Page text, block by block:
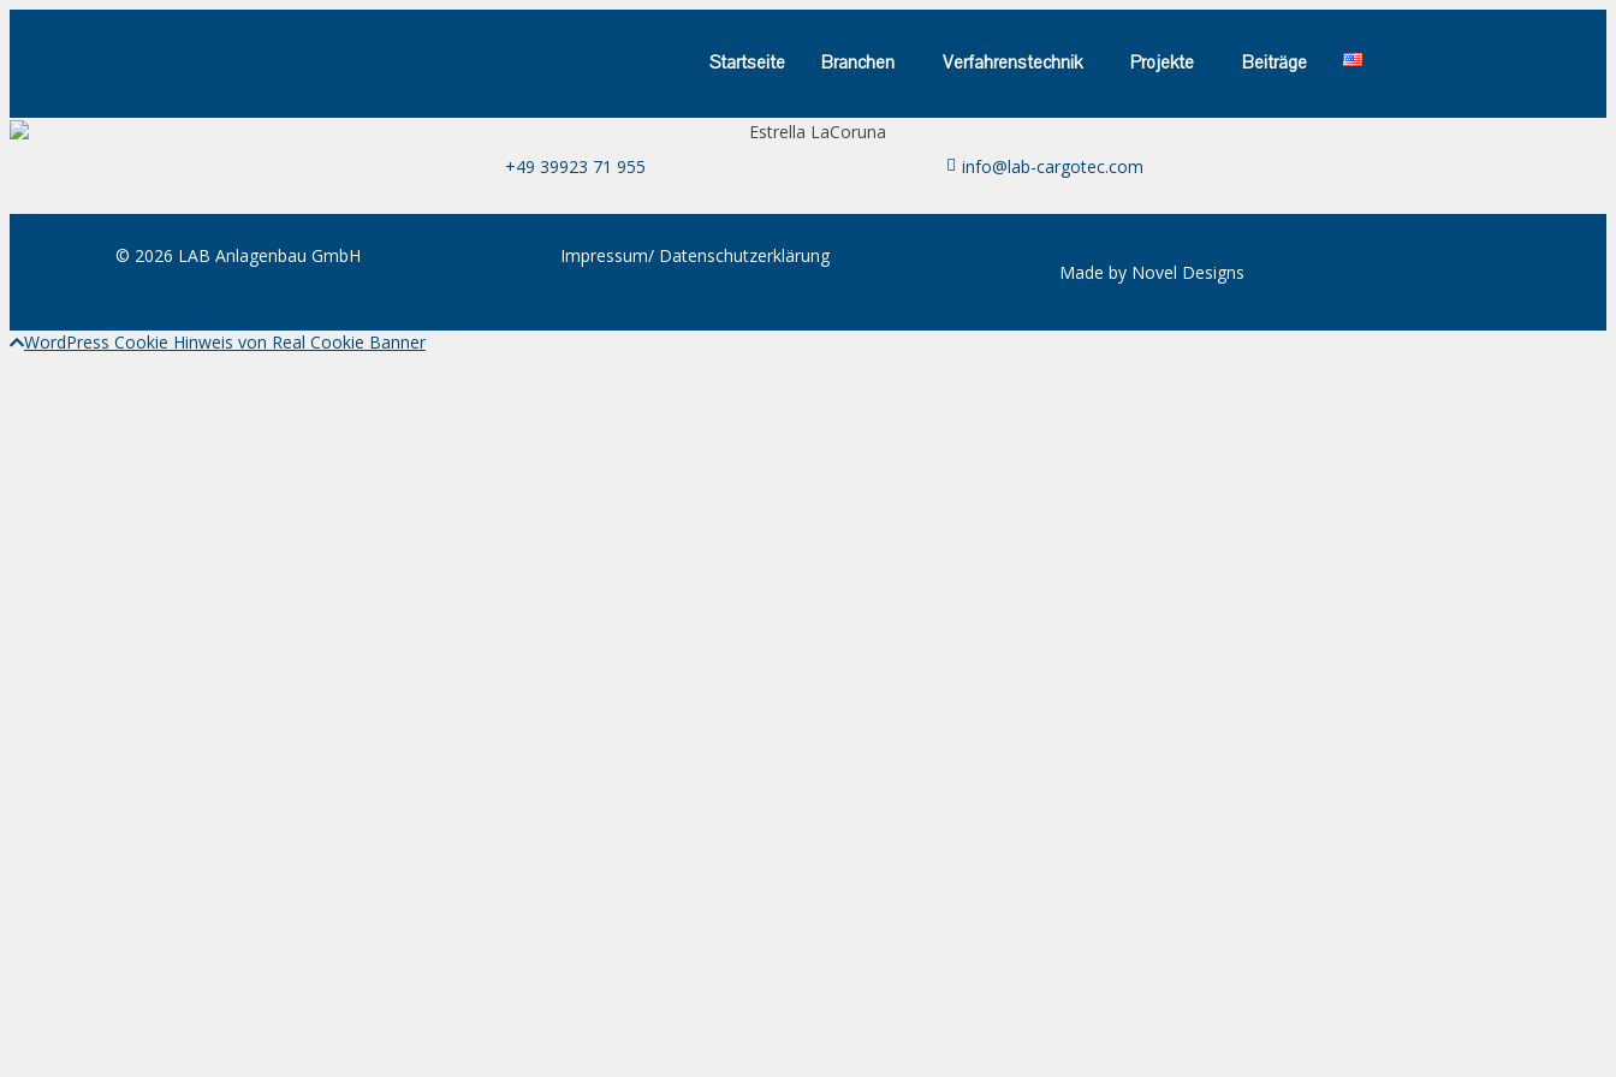
Startseite Branchen Verfahrenstechnik Projekte Beiträge
+49 39923 71 955 info@lab-cargotec.com
© 2026 LAB Anlagenbau GmbH Impressum/ Datenschutzerklärung
Made by Novel Designs
WordPress Cookie Hinweis von Real Cookie Banner